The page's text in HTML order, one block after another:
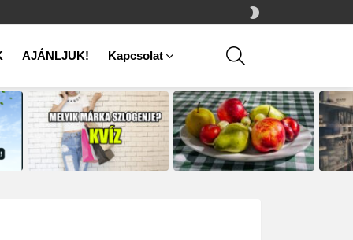
SKIN
AJÁNLJUK! Kapcsolat